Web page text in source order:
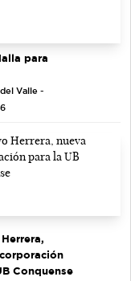
para
Valle -
Conquense